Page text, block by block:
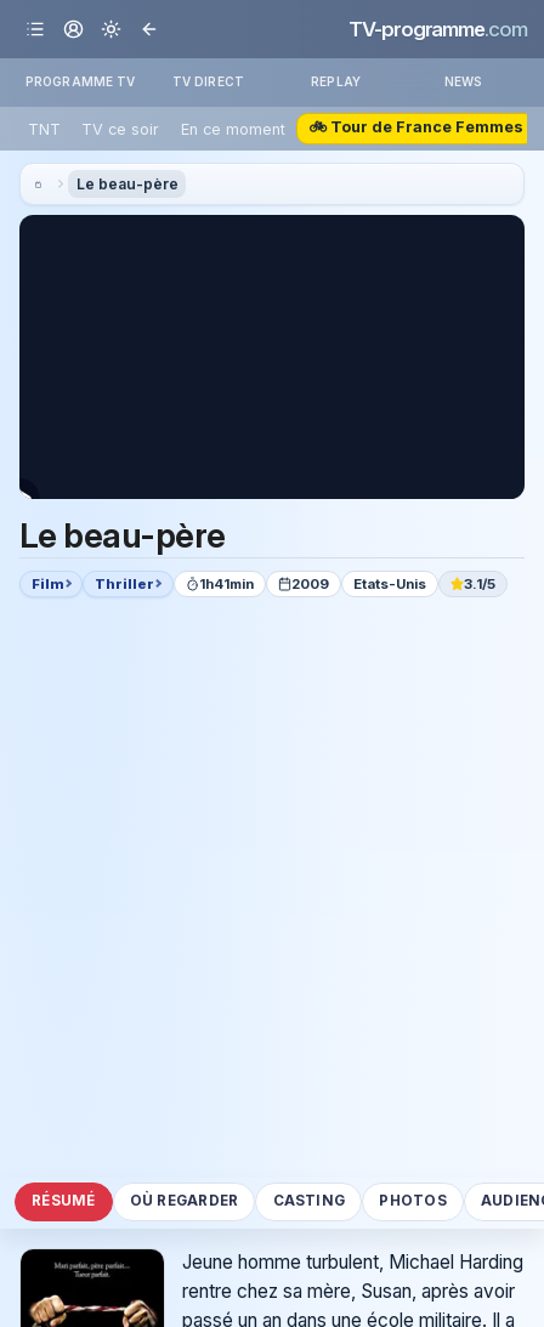
TV-programme.com
PROGRAMME TV TV DIRECT REPLAY NEWS
TNT TV ce soir En ce moment 🚲 Tour de France Femmes
Le beau-père
Le beau-père
Film Thriller 1h41min 2009 Etats-Unis 3.1/5
RÉSUMÉ OÙ REGARDER CASTING PHOTOS
Jeune homme turbulent, Michael Harding
rentre chez sa mère, Susan, après avoir
passé un an dans une école militaire. Il a